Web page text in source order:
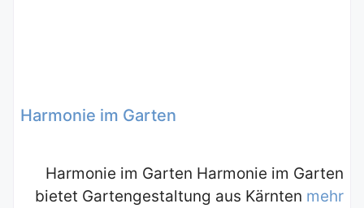
Harmonie im Garten
Harmonie im Garten Harmonie im Garten
bietet Gartengestaltung aus Kärnten mehr